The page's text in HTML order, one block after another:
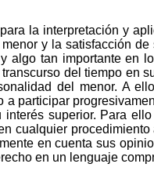
la interpretación y
y la satisfacción
algo tan importante en
del tiempo en
del menor. A
participar
superior. Para
cualquier
en cuenta sus
en un lenguaje